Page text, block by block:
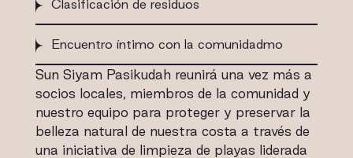
Clasificación de residuos
Encuentro íntimo con la comunidadmo
Sun Siyam Pasikudah reunirá una vez más a
socios locales, miembros de la comunidad y
nuestro equipo para proteger y preservar la
belleza natural de nuestra costa a través de
una iniciativa de limpieza de playas liderada